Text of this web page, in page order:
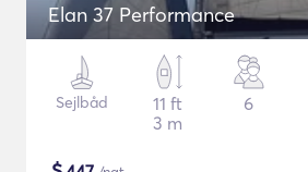
Elan 37 Performance
Sejlbåd
11 ft
3 m
6